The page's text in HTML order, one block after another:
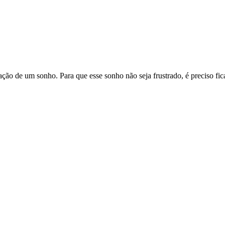
de um sonho. Para que esse sonho não seja frustrado, é preciso